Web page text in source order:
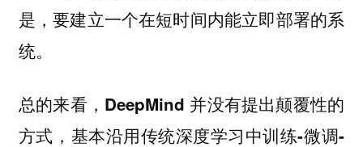
是，要建立一个在短时间内能立即部署的系
统。
总的来看， DeepMind 并没有提出颠覆性的
方式，基本沿用传统深度学习中训练-微调-